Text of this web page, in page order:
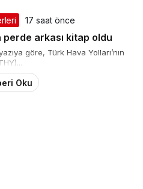
17 saat önce
perde arkası kitap oldu
göre, Türk Hava Yolları’nın
Oku